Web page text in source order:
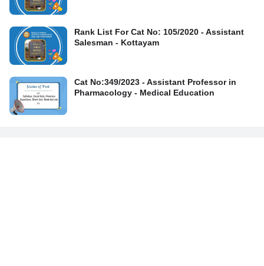
Rank List For Cat No: 105/2020 - Assistant
Salesman - Kottayam
Cat No:349/2023 - Assistant Professor in
Pharmacology - Medical Education